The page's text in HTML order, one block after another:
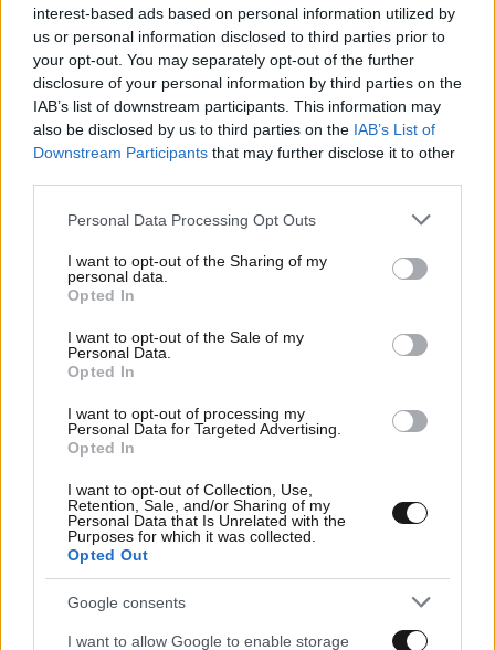
interest-based ads based on personal information utilized by
us or personal information disclosed to third parties prior to
your opt-out. You may separately opt-out of the further
disclosure of your personal information by third parties on the
IAB’s list of downstream participants. This information may
also be disclosed by us to third parties on the IAB’s List of
Downstream Participants that may further disclose it to other
Please note that this website/app uses one or more Google
not limited to your visit or usage behaviour. You may click to
grant or deny consent to Google and its third-party tags to
use your data for below specified purposes in below Google
consent section.
Personal Data Processing Opt Outs
I want to opt-out of the Sharing of my
personal data.
Opted In
I want to opt-out of the Sale of my
Personal Data.
Opted In
I want to opt-out of processing my
Personal Data for Targeted Advertising.
Opted In
I want to opt-out of Collection, Use,
Retention, Sale, and/or Sharing of my
Personal Data that Is Unrelated with the
Purposes for which it was collected.
Opted Out
Google consents
I want to allow Google to enable storage
Επισκέψιμοι χώροι ναυάγια σε Σποράδες και Παγασητικό
17·08·2014 23:03
Ταξίδι στη γοητευτική Σκόπελο